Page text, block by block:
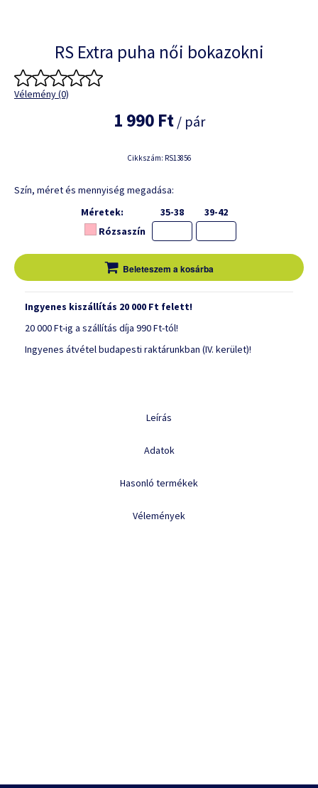
RS Extra puha női bokazokni
Vélemény (0)
1 990 Ft/ pár
Cikkszám: RS13856
Szín, méret és mennyiség megadása:
Méretek:
35-38
39-42
Rózsaszín
Beleteszem a kosárba
Ingyenes kiszállítás 20 000 Ft felett!
20 000 Ft-ig a szállítás díja 990 Ft-tól!
Ingyenes átvétel budapesti raktárunkban (IV. kerület)!
Leírás
Adatok
Hasonló termékek
Vélemények